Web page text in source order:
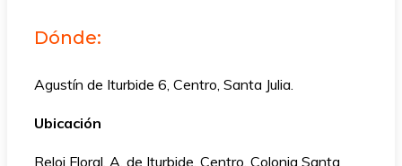
Dónde:
Agustín de Iturbide 6, Centro, Santa Julia.
Ubicación
Reloj Floral, A. de Iturbide, Centro, Colonia Santa